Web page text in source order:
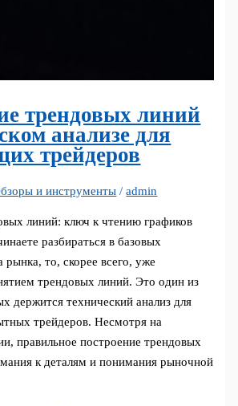
трендовых линий
анализе для
трейдеров
и инструменты /admin
линий: ключ к чтению графиков
разбираться в базовых
рынка, то, скорее всего, уже
трендовых линий. Это один из
держится технический анализ для
трейдеров. Несмотря на
правильное построение трендовых
к деталям и понимания рыночной